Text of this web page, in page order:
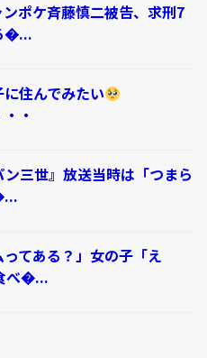
ンポケ斉藤慎二被告、求刑7
�...
に住んでみたい
・
ン三世』放送当時は「つまら
てある？」女の子「え
べ�...